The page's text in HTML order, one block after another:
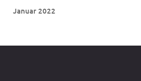
Januar 2022